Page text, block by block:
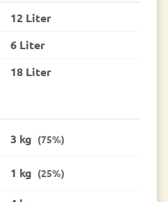
12 Liter
6 Liter
18 Liter
3 kg (75%)
1 kg (25%)